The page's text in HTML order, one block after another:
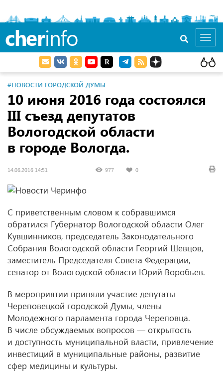
cherinfo
#НОВОСТИ ГОРОДСКОЙ ДУМЫ
10 июня 2016 года состоялся
III съезд депутатов
Вологодской области
в городе Вологда.
14.06.2016 14:51 977 0
С приветственным словом к собравшимся
обратился Губернатор Вологодской области Олег
Кувшинников, председатель Законодательного
Собрания Вологодской области Георгий Шевцов,
заместитель Председателя Совета Федерации,
сенатор от Вологодской области Юрий Воробьев.
В мероприятии приняли участие депутаты
Череповецкой городской Думы, члены
Молодежного парламента города Череповца.
В числе обсуждаемых вопросов — открытость
и доступность муниципальной власти, привлечение
инвестиций в муниципальные районы, развитие
сфер медицины и культуры.